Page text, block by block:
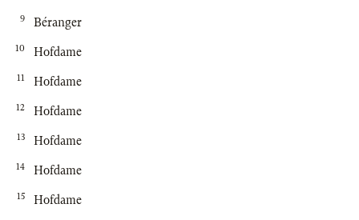
9 Béranger
10 Hofdame
11 Hofdame
12 Hofdame
13 Hofdame
14 Hofdame
15 Hofdame